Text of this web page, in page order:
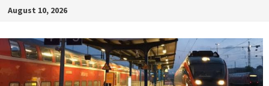
Zum
springen
August 10, 2026